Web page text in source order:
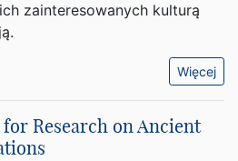
zainteresowanych kulturą
Więcej
Research on Ancient